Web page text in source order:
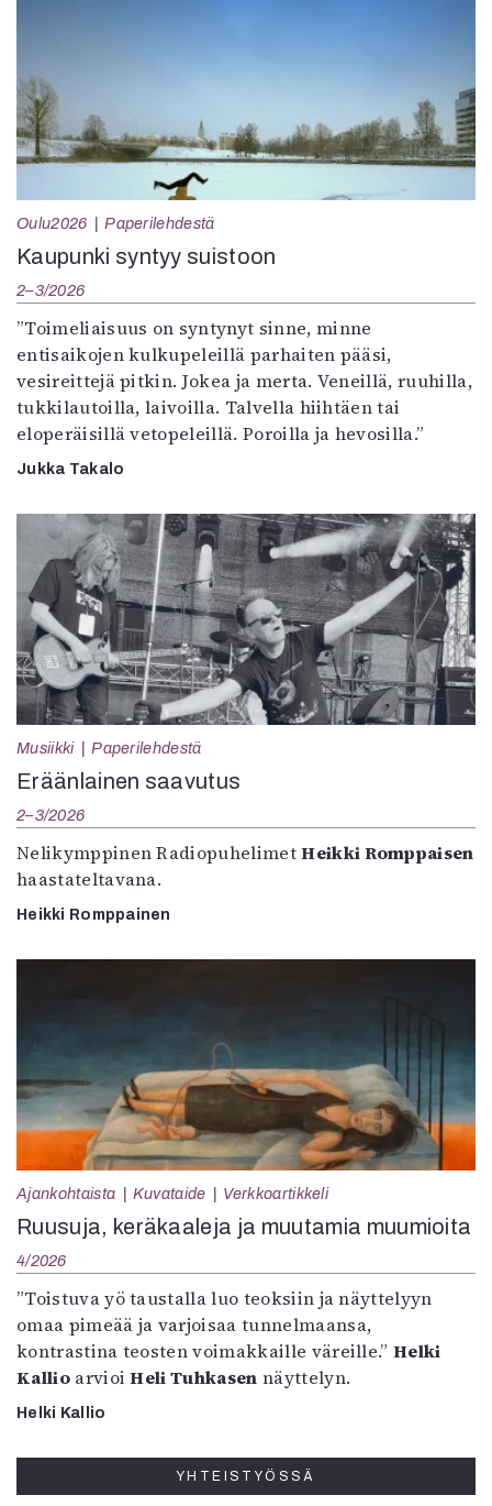
Oulu2026 Paperilehdestä
Kaupunki syntyy suistoon
2–3/2026
”Toimeliaisuus on syntynyt sinne, minne
entisaikojen kulkupeleillä parhaiten pääsi,
vesireittejä pitkin. Jokea ja merta. Veneillä, ruuhilla,
tukkilautoilla, laivoilla. Talvella hiihtäen tai
eloperäisillä vetopeleillä. Poroilla ja hevosilla.”
Jukka Takalo
Musiikki Paperilehdestä
Eräänlainen saavutus
2–3/2026
Nelikymppinen RadiopuhelimetHeikki Romppaisen
haastateltavana.
Heikki Romppainen
Ajankohtaista Kuvataide Verkkoartikkeli
Ruusuja, keräkaaleja ja muutamia muumioita
4/2026
”Toistuva yö taustalla luo teoksiin ja näyttelyyn
omaa pimeää ja varjoisaa tunnelmaansa,
kontrastina teosten voimakkaille väreille.”Helki
KallioarvioiHeli Tuhkasen näyttelyn.
Helki Kallio
YHTEISTYÖSSÄ